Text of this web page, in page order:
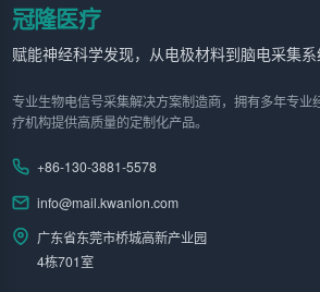
冠隆医疗
赋能神经科学发现，从电极材料到脑电采集系
专业生物电信号采集解决方案制造商，拥有多年专业
疗机构提供高质量的定制化产品。
+86-130-3881-5578
info@mail.kwanlon.com
广东省东莞市桥城高新产业园
4栋701室